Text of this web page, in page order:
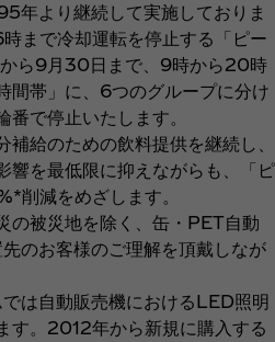
年より継続して実施しておりま
まで冷却運転を停止する「ピー
ら9月30日まで、9時から20時
間帯」に、6つのグループに分け
で停止いたします。
給のための飲料提供を継続し、
響を最低限に抑えながらも、「ピ
削減をめざします。
の被災地を除く、缶・PET自動
のお客様のご理解を頂戴しなが
は自動販売機におけるLED照明
す。2012年から新規に購入する